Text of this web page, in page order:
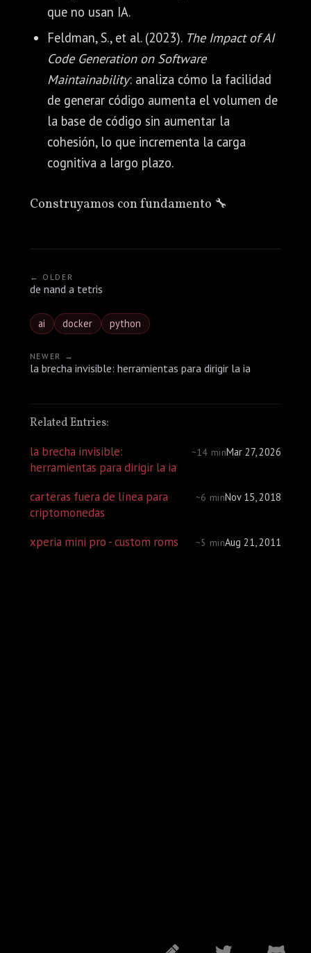
que no usan IA.
Feldman, S., et al. (2023). The Impact of AI
Code Generation on Software
Maintainability: analiza cómo la facilidad
de generar código aumenta el volumen de
la base de código sin aumentar la
cohesión, lo que incrementa la carga
cognitiva a largo plazo.
Construyamos con fundamento 🔧
← OLDER
de nand a tetris
ai docker python
NEWER →
la brecha invisible: herramientas para dirigir la ia
Related Entries:
la brecha invisible:
herramientas para dirigir la ia
~14 minMar 27, 2026
carteras fuera de línea para
criptomonedas
~6 minNov 15, 2018
xperia mini pro - custom roms ~5 minAug 21, 2011